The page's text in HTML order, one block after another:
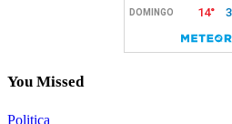
You Missed
Politica